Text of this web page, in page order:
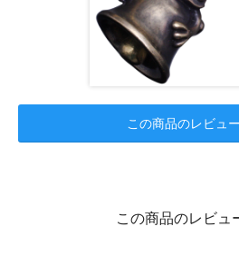
この商品のレビュ
この商品のレビュ